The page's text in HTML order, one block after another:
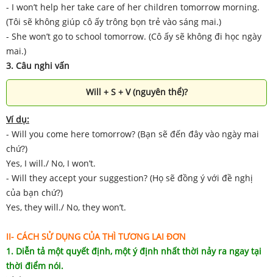
- I won’t help her take care of her children tomorrow morning.
(Tôi sẽ không giúp cô ấy trông bọn trẻ vào sáng mai.)
- She won’t go to school tomorrow. (Cô ấy sẽ không đi học ngày
mai.)
3. Câu nghi vấn
Will + S + V (nguyên thể)?
Ví dụ:
- Will you come here tomorrow? (Bạn sẽ đến đây vào ngày mai
chứ?)
Yes, I will./ No, I won’t.
- Will they accept your suggestion? (Họ sẽ đồng ý với đề nghị
của bạn chứ?)
Yes, they will./ No, they won’t.
II- CÁCH SỬ DỤNG CỦA THÌ TƯƠNG LAI ĐƠN
1. Diễn tả một quyết định, một ý định nhất thời nảy ra ngay tại
thời điểm nói.